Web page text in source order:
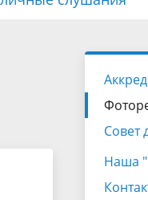
История
Объявления
Порядок
гражданами
Сведения о
имуществе,
Наша "Прямая
Совет
Наша